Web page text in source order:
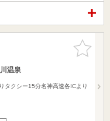
お気に入
りに追加
温泉
タクシー15分名神高速各ICより